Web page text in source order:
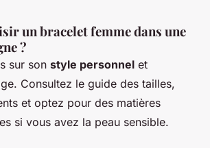
un bracelet femme dans une
?
sur son style personnel et
Consultez le guide des tailles,
et optez pour des matières
si vous avez la peau sensible.